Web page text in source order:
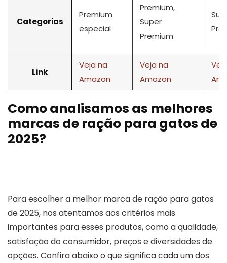
Categorias
Premium
especial
Premium,
Super
Premium
Link
Veja na
Amazon
Veja na
Amazon
Como analisamos as melhores
marcas de ração para gatos de
2025?
Para escolher a melhor marca de ração para gatos
de 2025, nos atentamos aos critérios mais
importantes para esses produtos, como a qualidade,
satisfação do consumidor, preços e diversidades de
opções. Confira abaixo o que significa cada um dos